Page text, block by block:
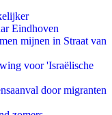
Eindhoven
mijnen in Straat van
voor 'Israëlische
door migranten